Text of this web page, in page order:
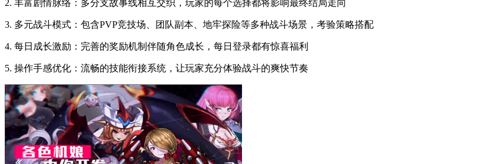
2. 丰富剧情脉络：多分支故事线相互交织，玩家的每个选择都将影响最终结局走向
3. 多元战斗模式：包含PVP竞技场、团队副本、地牢探险等多种战斗场景，考验策略搭配
4. 每日成长激励：完善的奖励机制伴随角色成长，每日登录都有惊喜福利
5. 操作手感优化：流畅的技能衔接系统，让玩家充分体验战斗的爽快节奏